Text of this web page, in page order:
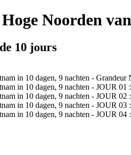
Noorden
10 jours